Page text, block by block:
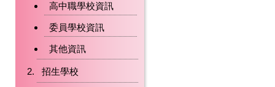
高中職學校資訊
委員學校資訊
其他資訊
招生學校